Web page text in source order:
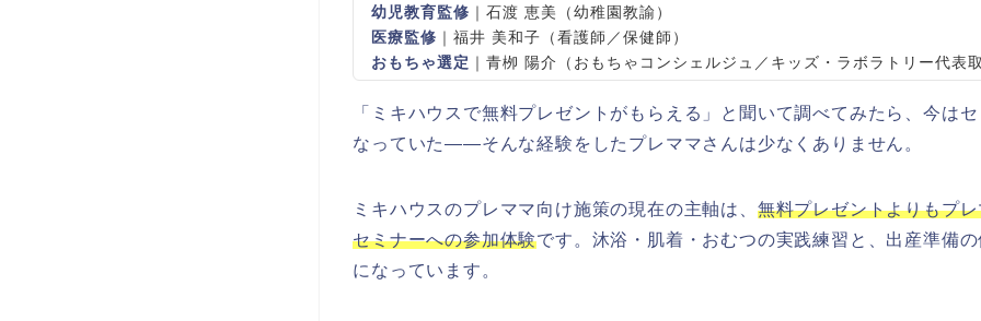
幼児教育監修 ｜石渡 恵美（幼稚園教諭）
医療監修 ｜福井 美和子（看護師／保健師）
おもちゃ選定 ｜青栁 陽介（おもちゃコンシェルジュ／キッズ・ラボラトリー代表
「ミキハウスで無料プレゼントがもらえる」と聞いて調べてみたら、今は
なっていた——そんな経験をしたプレママさんは少なくありません。
ミキハウスのプレママ向け施策の現在の主軸は、 無料プレゼントよりもプ
セミナーへの参加体験です。沐浴・肌着・おむつの実践練習と、出産準備
になっています。